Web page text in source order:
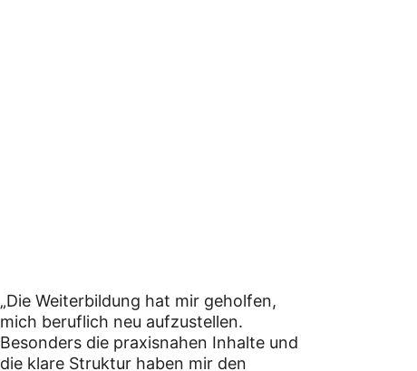
„Die Weiterbildung hat mir geholfen,
mich beruflich neu aufzustellen.
Besonders die praxisnahen Inhalte und
die klare Struktur haben mir den